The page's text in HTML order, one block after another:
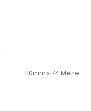
110mm x 74 Metre